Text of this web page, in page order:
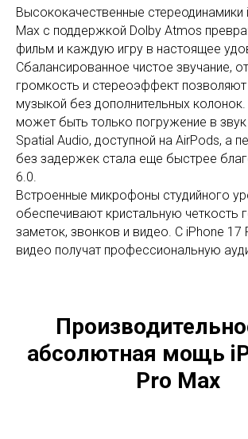
Высококачественные стереодинамики
Max с поддержкой Dolby Atmos
фильм и каждую игру в настоящее
Сбалансированное чистое звучание,
громкость и стереоэффект
музыкой без дополнительных
может быть только погружение в
Spatial Audio, доступной на AirPods, а
без задержек стала еще быстрее
6.0.
Встроенные микрофоны студийного
обеспечивают кристальную четкость
заметок, звонков и видео. С iPhone 17
видео получат профессиональную
абсолютная мощь
Pro Max